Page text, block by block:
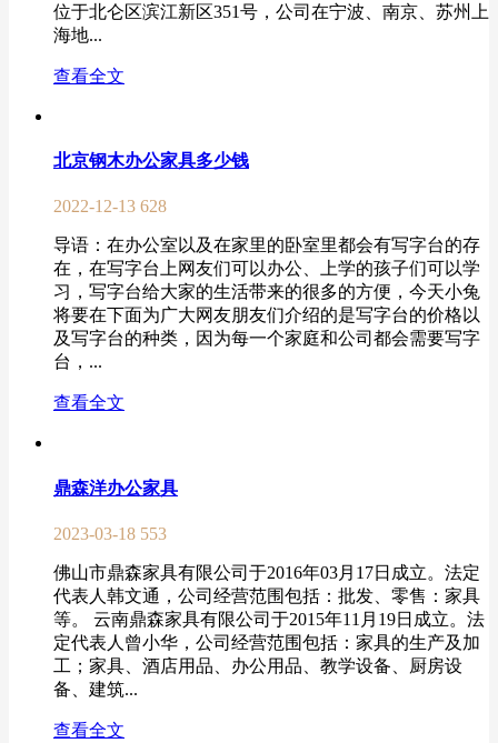
位于北仑区滨江新区351号，公司在宁波、南京、苏州上
海地...
查看全文
北京钢木办公家具多少钱
2022-12-13 628
导语： 在办公室以及在家里的卧室里都会有写字台的存
在，在写字台上网友们可以办公、上学的孩子们可以学
习，写字台给大家的生活带来的很多的方便，今天小兔
将要在下面为广大网友朋友们介绍的是写字台的价格以
及写字台的种类，因为每一个家庭和公司都会需要写字
台，...
查看全文
鼎森洋办公家具
2023-03-18 553
佛山市鼎森家具有限公司于2016年03月17日成立。法定
代表人韩文通，公司经营范围包括：批发、零售：家具
等。 云南鼎森家具有限公司于2015年11月19日成立。法
定代表人曾小华，公司经营范围包括：家具的生产及加
工；家具、酒店用品、办公用品、教学设备、厨房设
备、建筑...
查看全文